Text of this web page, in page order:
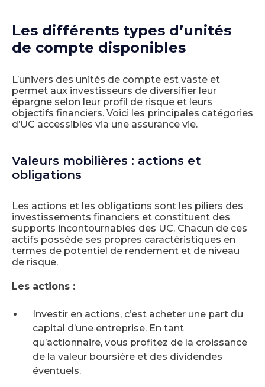
Les différents types d’unités
de compte disponibles
L’univers des unités de compte est vaste et
permet aux investisseurs de diversifier leur
épargne selon leur profil de risque et leurs
objectifs financiers. Voici les principales catégories
d’UC accessibles via une assurance vie.
Valeurs mobilières : actions et
obligations
Les actions et les obligations sont les piliers des
investissements financiers et constituent des
supports incontournables des UC. Chacun de ces
actifs possède ses propres caractéristiques en
termes de potentiel de rendement et de niveau
de risque.
Les actions :
Investir en actions, c’est acheter une part du
capital d’une entreprise. En tant
qu’actionnaire, vous profitez de la croissance
de la valeur boursière et des dividendes
éventuels.